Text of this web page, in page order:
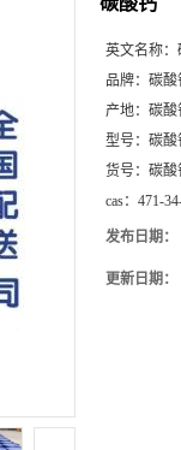
英文名称：
品牌： 碳酸
产地： 碳酸
型号： 碳酸
货号： 碳酸
cas： 471-
发布日期：
更新日期：